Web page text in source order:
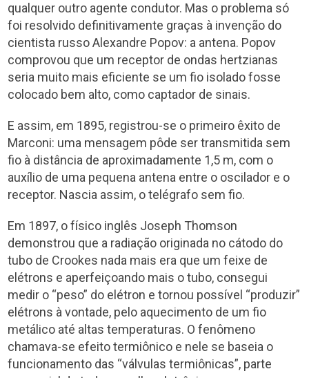
qualquer outro agente condutor. Mas o problema só
foi resolvido definitivamente graças à invenção do
cientista russo Alexandre Popov: a antena. Popov
comprovou que um receptor de ondas hertzianas
seria muito mais eficiente se um fio isolado fosse
colocado bem alto, como captador de sinais.
E assim, em 1895, registrou-se o primeiro êxito de
Marconi: uma mensagem pôde ser transmitida sem
fio à distância de aproximadamente 1,5 m, com o
auxílio de uma pequena antena entre o oscilador e o
receptor. Nascia assim, o telégrafo sem fio.
Em 1897, o físico inglês Joseph Thomson
demonstrou que a radiação originada no cátodo do
tubo de Crookes nada mais era que um feixe de
elétrons e aperfeiçoando mais o tubo, consegui
medir o “peso” do elétron e tornou possível “produzir”
elétrons à vontade, pelo aquecimento de um fio
metálico até altas temperaturas. O fenômeno
chamava-se efeito termiônico e nele se baseia o
funcionamento das “válvulas termiônicas”, parte